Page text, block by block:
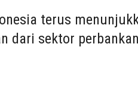
terus
dari sektor